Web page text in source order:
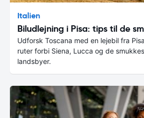
Italien
Biludlejning i Pisa: tips til de
Udforsk Toscana med en lejebil fra
ruter forbi Siena, Lucca og de
landsbyer.